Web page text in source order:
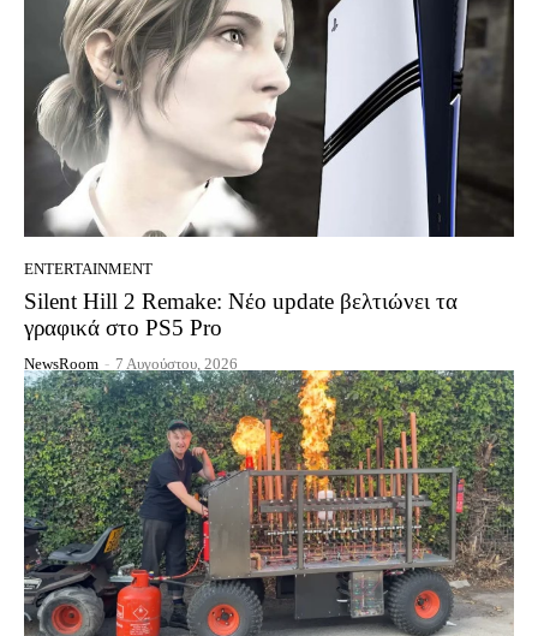
ENTERTAINMENT
Silent Hill 2 Remake: Νέο update βελτιώνει τα
γραφικά στο PS5 Pro
NewsRoom - 7 Αυγούστου, 2026